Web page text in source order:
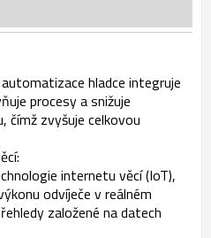
hladce integruje
procesy a snižuje
čímž zvyšuje celkovou
internetu věcí (IoT),
odvíječe v reálném
založené na datech